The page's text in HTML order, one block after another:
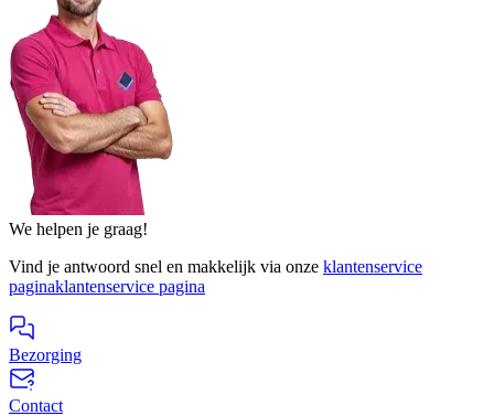
We helpen je graag!
Vind je antwoord snel en makkelijk via onze klantenservice
paginaklantenservice pagina
Bezorging
Contact